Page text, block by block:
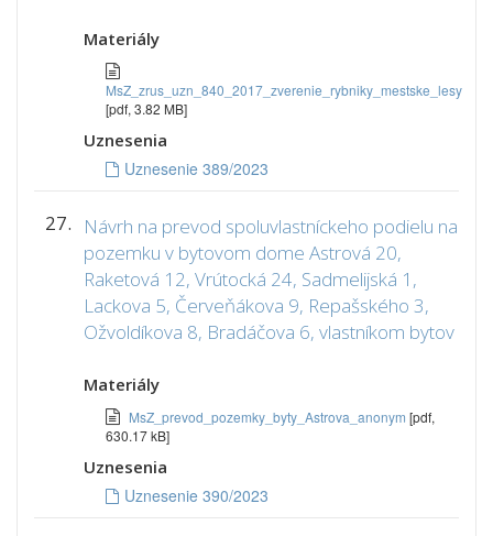
Materiály
MsZ_zrus_uzn_840_2017_zverenie_rybniky_mestske_lesy
[pdf, 3.82 MB]
Uznesenia
Uznesenie 389/2023
27.
Návrh na prevod spoluvlastníckeho podielu na
pozemku v bytovom dome Astrová 20,
Raketová 12, Vrútocká 24, Sadmelijská 1,
Lackova 5, Červeňákova 9, Repašského 3,
Ožvoldíkova 8, Bradáčova 6, vlastníkom bytov
Materiály
MsZ_prevod_pozemky_byty_Astrova_anonym [pdf,
630.17 kB]
Uznesenia
Uznesenie 390/2023